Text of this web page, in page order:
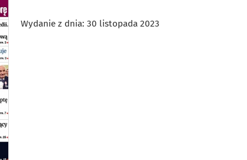
Wydanie z dnia: 30 listopada 2023